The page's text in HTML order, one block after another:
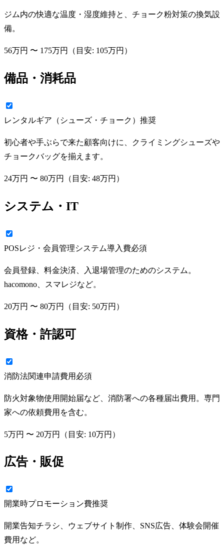
ジム内の快適な温度・湿度維持と、チョーク粉対策の換気設
備。
56万円 〜 175万円 （目安: 105万円 ）
備品・消耗品
レンタルギア（シューズ・チョーク） 推奨
初心者や手ぶらで来た顧客向けに、クライミングシューズや
チョークバッグを揃えます。
24万円 〜 80万円 （目安: 48万円 ）
システム・IT
POSレジ・会員管理システム導入費必須
会員登録、料金決済、入退場管理のためのシステム。
hacomono、スマレジなど。
20万円 〜 80万円 （目安: 50万円 ）
資格・許認可
消防法関連申請費用 必須
防火対象物使用開始届など、消防署への各種届出費用。専門
家への依頼費用を含む。
5万円 〜 20万円 （目安: 10万円 ）
広告・販促
開業時プロモーション費推奨
開業告知チラシ、ウェブサイト制作、SNS広告、体験会開催
費用など。